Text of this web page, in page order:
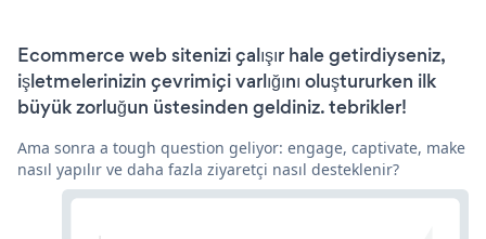
Ecommerce web sitenizi çalışır hale getirdiyseniz,
işletmelerinizin çevrimiçi varlığını oluştururken ilk
büyük zorluğun üstesinden geldiniz. tebrikler!
Ama sonra a tough question geliyor: engage, captivate, make
nasıl yapılır ve daha fazla ziyaretçi nasıl desteklenir?